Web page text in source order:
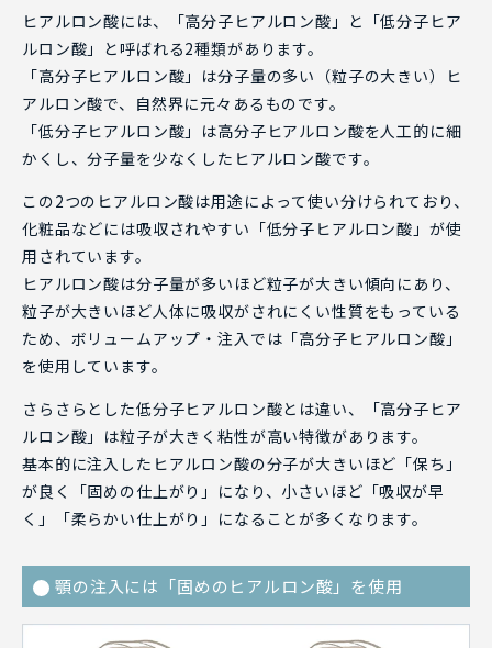
ヒアルロン酸には、「高分子ヒアルロン酸」と「低分子ヒア
ルロン酸」と呼ばれる2種類があります。
「高分子ヒアルロン酸」は分子量の多い（粒子の大きい）ヒ
アルロン酸で、自然界に元々あるものです。
「低分子ヒアルロン酸」は高分子ヒアルロン酸を人工的に細
かくし、分子量を少なくしたヒアルロン酸です。
この2つのヒアルロン酸は用途によって使い分けられており、
化粧品などには吸収されやすい「低分子ヒアルロン酸」が使
用されています。
ヒアルロン酸は分子量が多いほど粒子が大きい傾向にあり、
粒子が大きいほど人体に吸収がされにくい性質をもっている
ため、ボリュームアップ・注入では「高分子ヒアルロン酸」
を使用しています。
さらさらとした低分子ヒアルロン酸とは違い、「高分子ヒア
ルロン酸」は粒子が大きく粘性が高い特徴があります。
基本的に注入したヒアルロン酸の分子が大きいほど「保ち」
が良く「固めの仕上がり」になり、小さいほど「吸収が早
く」「柔らかい仕上がり」になることが多くなります。
顎の注入には「固めのヒアルロン酸」を使用